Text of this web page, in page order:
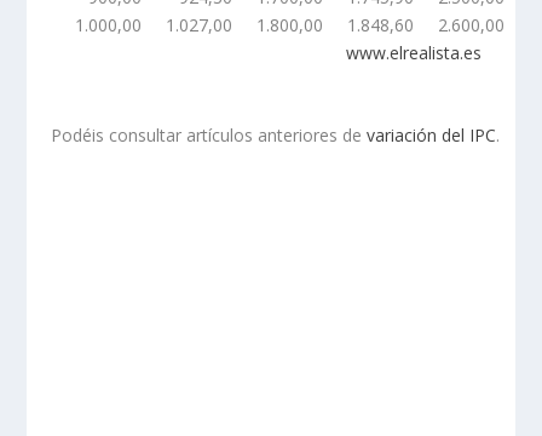
1.000,00
1.027,00 1.800,00 1.848,60 2.600,00
www.elrealista.es
Podéis consultar artículos anteriores devariación del IPC.